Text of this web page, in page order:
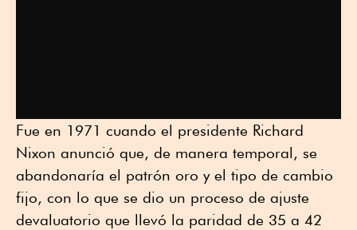
Fue en 1971 cuando el presidente Richard
Nixon anunció que, de manera temporal, se
abandonaría el patrón oro y el tipo de cambio
fijo, con lo que se dio un proceso de ajuste
devaluatorio que llevó la paridad de 35 a 42